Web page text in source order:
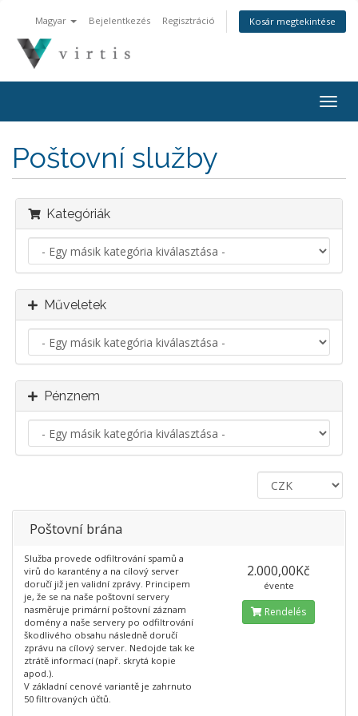
Magyar Bejelentkezés Regisztráció Kosár megtekintése
Poštovní služby
Kategóriák
Műveletek
Pénznem
Poštovní brána
Služba provede odfiltrování spamů a
virů do karantény a na cílový server
doručí již jen validní zprávy. Principem
je, že se na naše poštovní servery
nasměruje primární poštovní záznam
domény a naše servery po odfiltrování
škodlivého obsahu následně doručí
zprávu na cílový server. Nedojde tak ke
ztrátě informací (např. skrytá kopie
apod.).
V základní cenové variantě je zahrnuto
50 filtrovaných účtů.
2.000,00Kč
évente
Rendelés